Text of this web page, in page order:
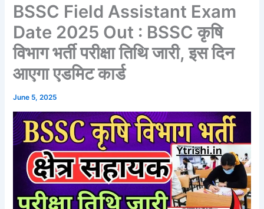
BSSC Field Assistant Exam
Date 2025 Out : BSSC कृषि
विभाग भर्ती परीक्षा तिथि जारी, इस दिन
आएगा एडमिट कार्ड
June 5, 2025